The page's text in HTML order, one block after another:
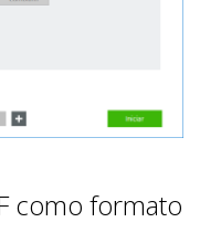
como formato